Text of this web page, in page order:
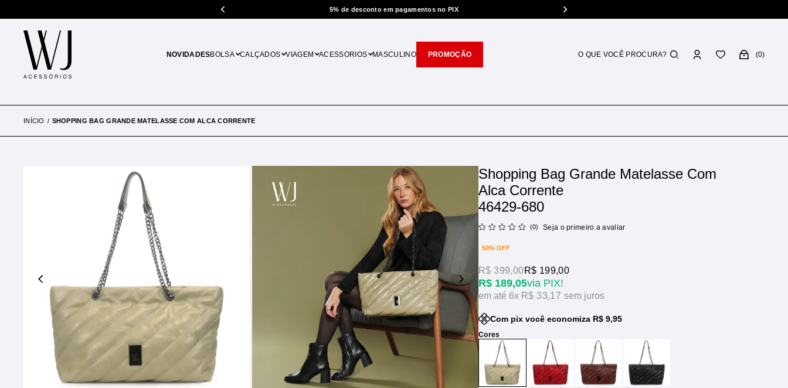
5% de desconto em pagamentos no PIX
NOVIDADESBOLSA CALÇADOS VIAGEM ACESSORIOS MASCULINO PROMOÇÃO 0
INÍCIO SHOPPING BAG GRANDE MATELASSE COM ALCA CORRENTE
Shopping Bag Grande Matelasse Com
Alca Corrente
46429-680
(0) Seja o primeiro a avaliar
50% OFF
R$ 189,05via PIX!
R$ 399,00R$ 199,00
6x R$ 33,17 sem juros
Com pix você economiza R$ 9,95